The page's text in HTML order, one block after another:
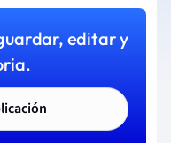
editar y